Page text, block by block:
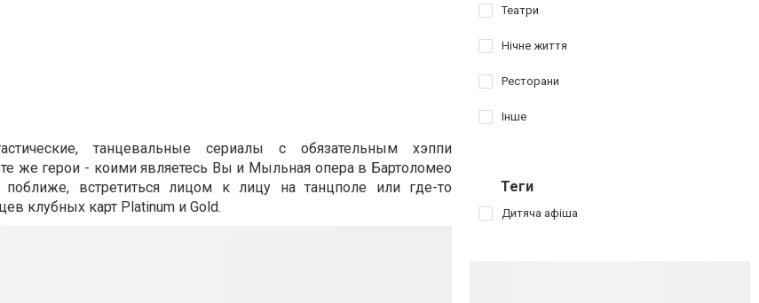
танцевальные сериалы с обязательным хэппи
же герои - коимиявляетесь Вы и Мыльная опера в Бартоломео
поближе, встретиться лицом к лицу натанцполе или где-то
клубных карт Platinum и Gold.
Театри
Нічне життя
Ресторани
Інше
Теги
Дитяча афіша